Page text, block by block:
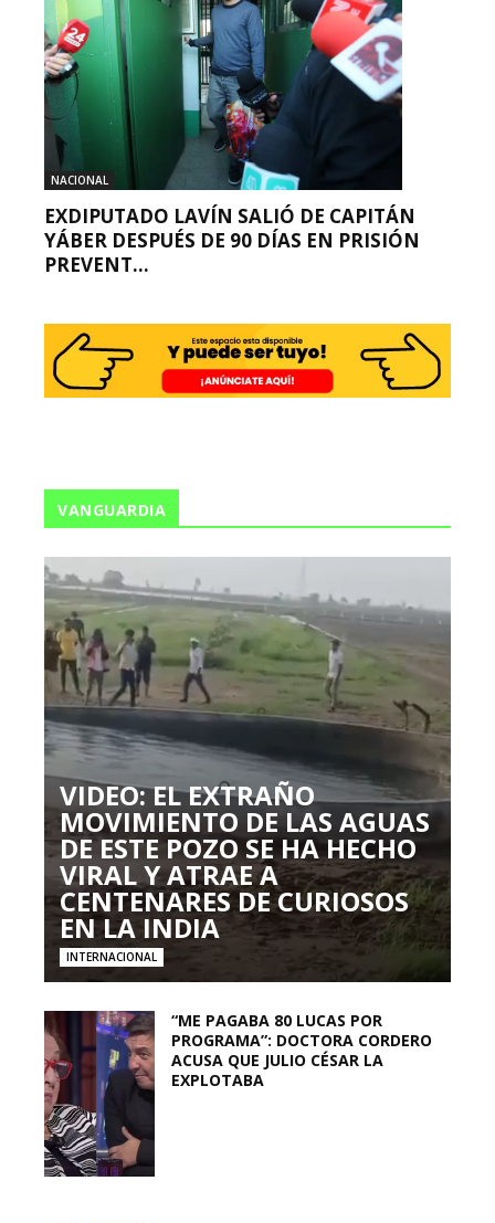
NACIONAL
EXDIPUTADO LAVÍN SALIÓ DE CAPITÁN
YÁBER DESPUÉS DE 90 DÍAS EN PRISIÓN
PREVENT...
VANGUARDIA
VIDEO: EL EXTRAÑO
MOVIMIENTO DE LAS AGUAS
DE ESTE POZO SE HA HECHO
VIRAL Y ATRAE A
CENTENARES DE CURIOSOS
EN LA INDIA
INTERNACIONAL
“ME PAGABA 80 LUCAS POR
PROGRAMA”: DOCTORA CORDERO
ACUSA QUE JULIO CÉSAR LA
EXPLOTABA